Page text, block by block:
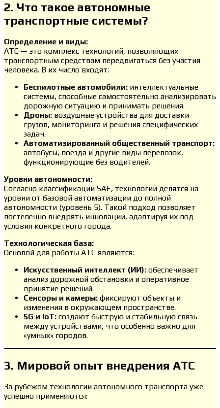
2. Что такое автономные
транспортные системы?
Определение и виды:
АТС — это комплекс технологий, позволяющих
транспортным средствам передвигаться без участия
человека. В их число входят:
Беспилотные автомобили: интеллектуальные
системы, способные самостоятельно анализировать
дорожную ситуацию и принимать решения.
Дроны: воздушные устройства для доставки
грузов, мониторинга и решения специфических
задач.
Автоматизированный общественный транспорт:
автобусы, поезда и другие виды перевозок,
функционирующие без водителей.
Уровни автономности:
Согласно классификации SAE, технологии делятся на
уровни от базовой автоматизации до полной
автономности (уровень 5). Такой подход позволяет
постепенно внедрять инновации, адаптируя их под
условия конкретного города.
Технологическая база:
Основой для работы АТС являются:
Искусственный интеллект (ИИ): обеспечивает
анализ дорожной обстановки и оперативное
принятие решений.
Сенсоры и камеры: фиксируют объекты и
изменения в окружающем пространстве.
5G и IoT: создают быструю и стабильную связь
между устройствами, что особенно важно для
«умных» городов.
3. Мировой опыт внедрения АТС
За рубежом технологии автономного транспорта уже
успешно применяются: